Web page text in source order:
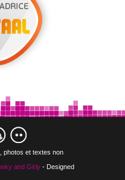
photos et textes non
and Girly- Designed